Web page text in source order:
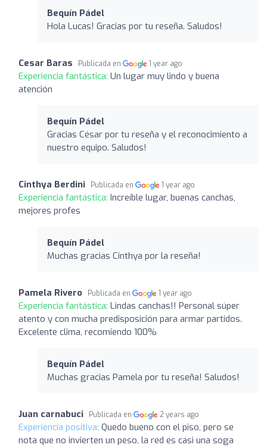
Bequín Pádel
Hola Lucas! Gracias por tu reseña. Saludos!
Cesar Baras Publicada en 1 year ago
Experiencia fantástica: Un lugar muy lindo y buena
atención
Bequín Pádel
Gracias César por tu reseña y el reconocimiento a
nuestro equipo. Saludos!
Cinthya Berdini Publicada en 1 year ago
Experiencia fantástica: Increíble lugar, buenas canchas,
mejores profes
Bequín Pádel
Muchas gracias Cinthya por la reseña!
Pamela Rivero Publicada en 1 year ago
Experiencia fantástica: Lindas canchas!! Personal súper
atento y con mucha predisposición para armar partidos.
Excelente clima, recomiendo 100%
Bequín Pádel
Muchas gracias Pamela por tu reseña! Saludos!
Juan carnabuci Publicada en 2 years ago
Experiencia positiva: Quedo bueno con el piso, pero se
nota que no invierten un peso, la red es casi una soga